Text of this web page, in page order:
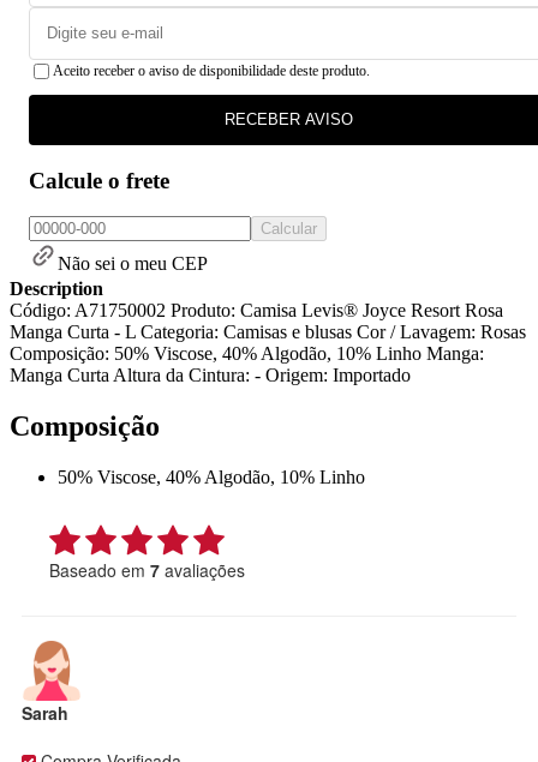
Aceito receber o aviso de disponibilidade deste produto.
RECEBER AVISO
Calcule o frete
Calcular
Não sei o meu CEP
Description
Código: A71750002 Produto: Camisa Levis® Joyce Resort Rosa
Manga Curta - L Categoria: Camisas e blusas Cor / Lavagem: Rosas
Composição: 50% Viscose, 40% Algodão, 10% Linho Manga:
Manga Curta Altura da Cintura: - Origem: Importado
Composição
50% Viscose, 40% Algodão, 10% Linho
Baseado em 7 avaliações
Sarah